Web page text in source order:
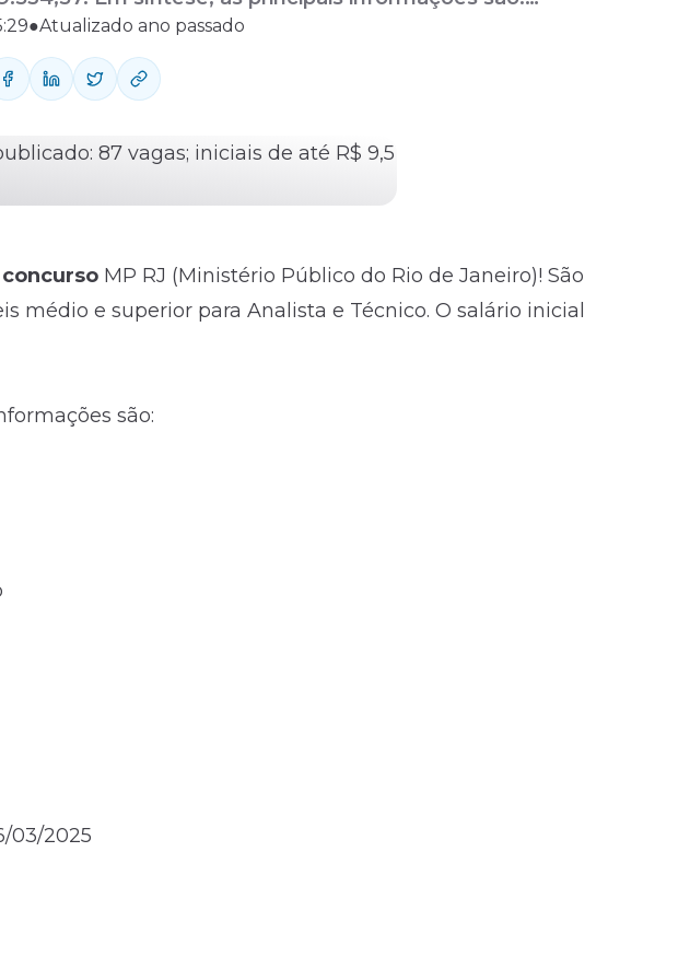
32 Técnico: 55 Cargos: Analista e Técnico
...
●Atualizado ano passado
concurso MP RJ (Ministério Público do Rio de Janeiro)! São
médio e superior para Analista e Técnico. O salário inicial
são:
03/2025